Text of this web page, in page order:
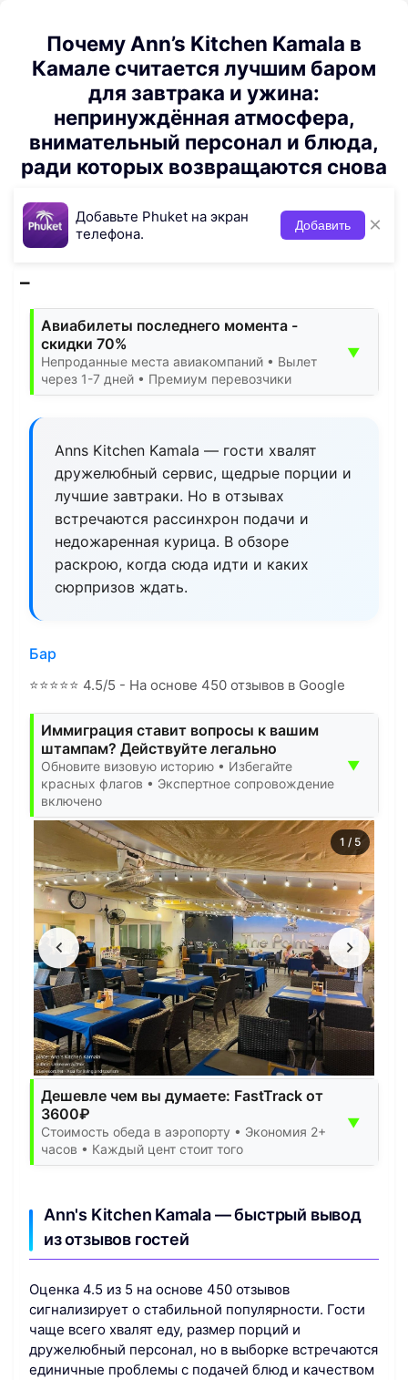
Почему Ann’s Kitchen Kamala в
Камале считается лучшим баром
для завтрака и ужина:
непринуждённая атмосфера,
внимательный персонал и блюда,
ради которых возвращаются снова
Добавьте Phuket на экран
телефона.
Добавить ×
Авиабилеты последнего момента -
скидки 70%
Непроданные места авиакомпаний • Вылет
через 1-7 дней • Премиум перевозчики
▼
Anns Kitchen Kamala — гости хвалят
дружелюбный сервис, щедрые порции и
лучшие завтраки. Но в отзывах
встречаются рассинхрон подачи и
недожаренная курица. В обзоре
раскрою, когда сюда идти и каких
сюрпризов ждать.
Бар
⭐⭐⭐⭐⭐ 4.5/5 - На основе 450 отзывов в Google
Иммиграция ставит вопросы к вашим
штампам? Действуйте легально
Обновите визовую историю • Избегайте
красных флагов • Экспертное сопровождение
включено
▼
1 / 5
Дешевле чем вы думаете: FastTrack от
3600₽
Стоимость обеда в аэропорту • Экономия 2+
часов • Каждый цент стоит того
▼
Ann's Kitchen Kamala — быстрый вывод
из отзывов гостей
Оценка 4.5 из 5 на основе 450 отзывов
сигнализирует о стабильной популярности. Гости
чаще всего хвалят еду, размер порций и
дружелюбный персонал, но в выборке встречаются
единичные проблемы с подачей блюд и качеством